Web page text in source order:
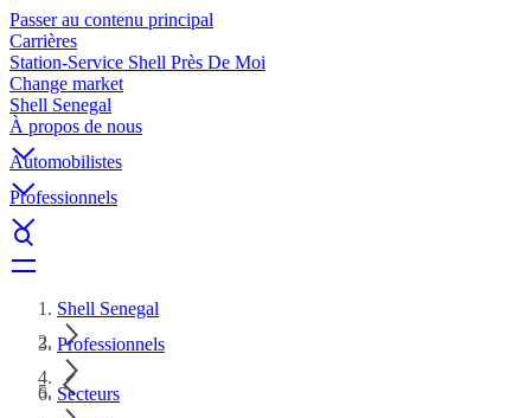
Passer au contenu principal
Carrières
Station-Service Shell Près De Moi
Change market
Shell Senegal
À propos de nous
Automobilistes
Professionnels
Shell Senegal
Professionnels
Secteurs